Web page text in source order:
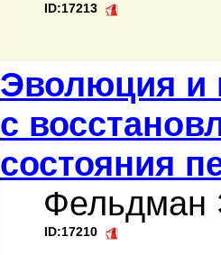
ID:17213
Эволюция и
с
состояния
Фельдман
ID:17210